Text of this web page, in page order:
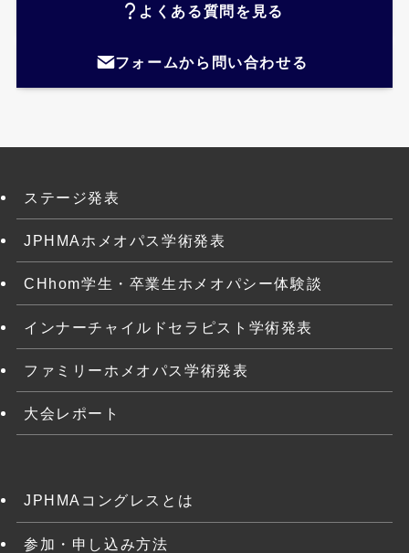
よくある質問を見る
フォームから問い合わせる
ステージ発表
JPHMAホメオパス学術発表
CHhom学生・卒業生ホメオパシー体験談
インナーチャイルドセラピスト学術発表
ファミリーホメオパス学術発表
大会レポート
JPHMAコングレスとは
参加・申し込み方法